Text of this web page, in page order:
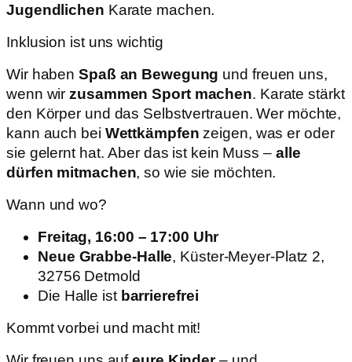
Jugendlichen Karate machen.
Inklusion ist uns wichtig
Wir haben Spaß an Bewegung und freuen uns,
wenn wirzusammen Sport machen. Karate stärkt
den Körper und das Selbstvertrauen. Wer möchte,
kann auch bei Wettkämpfen zeigen, was er oder
sie gelernt hat. Aber das ist kein Muss – alle
dürfen mitmachen, so wie sie möchten.
Wann und wo?
Freitag, 16:00 – 17:00 Uhr
Neue Grabbe-Halle, Küster-Meyer-Platz 2,
32756 Detmold
Die Halle ist barrierefrei
Kommt vorbei und macht mit!